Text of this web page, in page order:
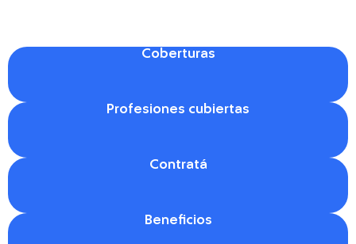
Coberturas
Profesiones cubiertas
Contratá
Beneficios